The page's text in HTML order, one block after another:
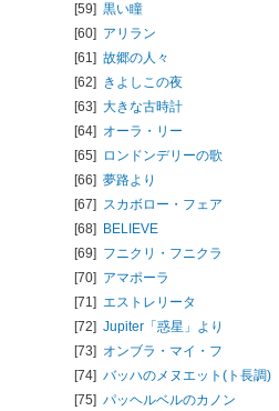
[59] 黒い瞳
[60] アリラン
[61] 故郷の人々
[62] きよしこの夜
[63] 大きな古時計
[64] オーラ・リー
[65] ロンドンデリーの歌
[66] 夢路より
[67] スカボロー・フェア
[68] BELIEVE
[69] フニクリ・フニクラ
[70] アマポーラ
[71] エストレリータ
[72] Jupiter「惑星」より
[73] オンブラ・マイ・フ
[74] バッハのメヌエット(ト長調)
[75] パッヘルベルのカノン